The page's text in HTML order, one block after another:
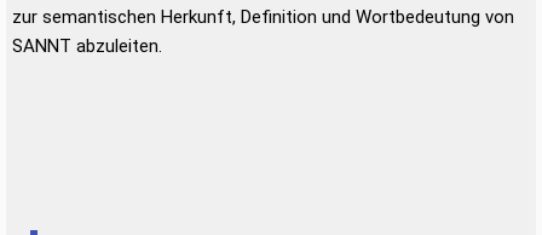
zur semantischen Herkunft, Definition und Wortbedeutung von
SANNT abzuleiten.